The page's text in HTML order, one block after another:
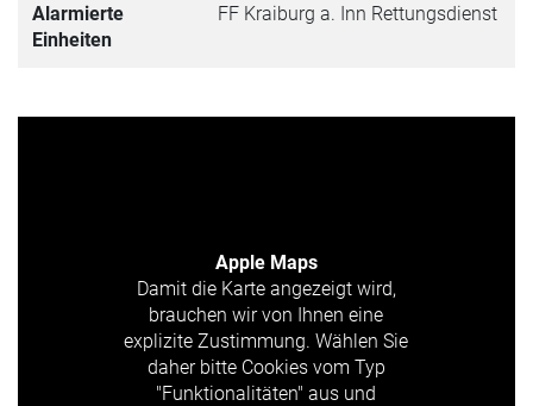
Alarmierte
Einheiten
FF Kraiburg a. Inn Rettungsdienst
Apple Maps
Damit die Karte angezeigt wird,
brauchen wir von Ihnen eine
explizite Zustimmung. Wählen Sie
daher bitte Cookies vom Typ
"Funktionalitäten" aus und